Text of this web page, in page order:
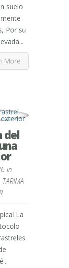
suelo
Por su
More
del
in
TARIMA
La